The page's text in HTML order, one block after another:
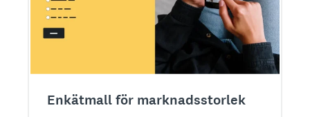
Enkätmall för marknadsstorlek